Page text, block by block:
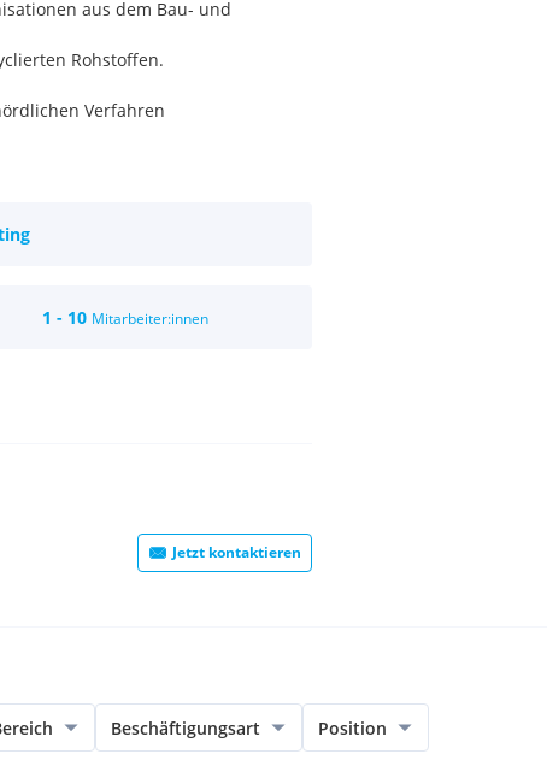
aus dem Bau- und
Rohstoffen.
Verfahren
1 - 10 Mitarbeiter:innen
Jetzt kontaktieren
Beschäftigungsart Position